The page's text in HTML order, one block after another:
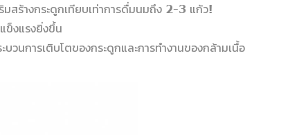
มสร้างกระดูกเทียบเท่าการดื่มนมถึง 2-3 แก้ว!
ข็งแรงยิ่งขึ้น
วนการเติบโตของกระดูกและการทำงานของกล้ามเนื้อ